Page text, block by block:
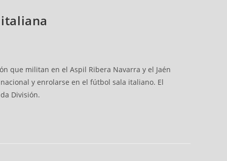
que militan en el Aspil Ribera Navarra y el Jaén
y enrolarse en el fútbol sala italiano. El
División.